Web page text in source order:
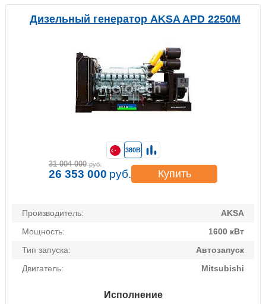
Дизельный генератор AKSA APD 2250M
Производитель:
AKSA
Мощность:
1600 кВт
Тип запуска:
Автозапуск
Двигатель:
Mitsubishi
Исполнение
380В
31 004 000 руб.
26 353 000 руб. Купить